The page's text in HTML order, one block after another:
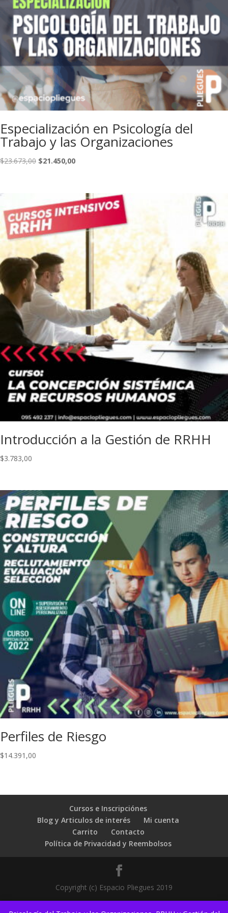
Especialización en Psicología del
Trabajo y las Organizaciones
$23.673,00 El
$23.673,00.
$21.450,00El
$21.450,00.
Introducción a la Gestión de RRHH
$3.783,00
Perfiles de Riesgo
$14.391,00
Cursos e Inscripciónes
Blog y Articulos de interés
Mi cuenta
Carrito
Contacto
Política de Privacidad y Reembolsos
Copyright (c) Espacio Pliegues 2019